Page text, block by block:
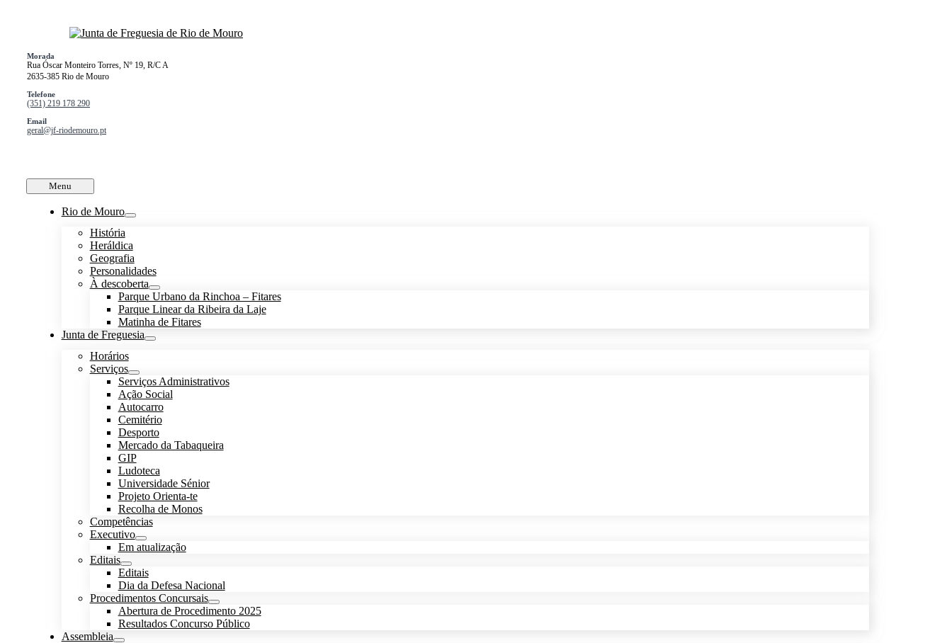
Morada
Rua Óscar Monteiro Torres, Nº 19, R/C A
2635-385 Rio de Mouro
Telefone
(351) 219 178 290
Email
geral@jf-riodemouro.pt
Menu
Rio de Mouro
História
Heráldica
Geografia
Personalidades
À descoberta
Parque Urbano da Rinchoa – Fitares
Parque Linear da Ribeira da Laje
Matinha de Fitares
Junta de Freguesia
Horários
Serviços
Serviços Administrativos
Ação Social
Autocarro
Cemitério
Desporto
Mercado da Tabaqueira
GIP
Ludoteca
Universidade Sénior
Projeto Orienta-te
Recolha de Monos
Competências
Executivo
Em atualização
Editais
Editais
Dia da Defesa Nacional
Procedimentos Concursais
Abertura de Procedimento 2025
Resultados Concurso Público
Assembleia